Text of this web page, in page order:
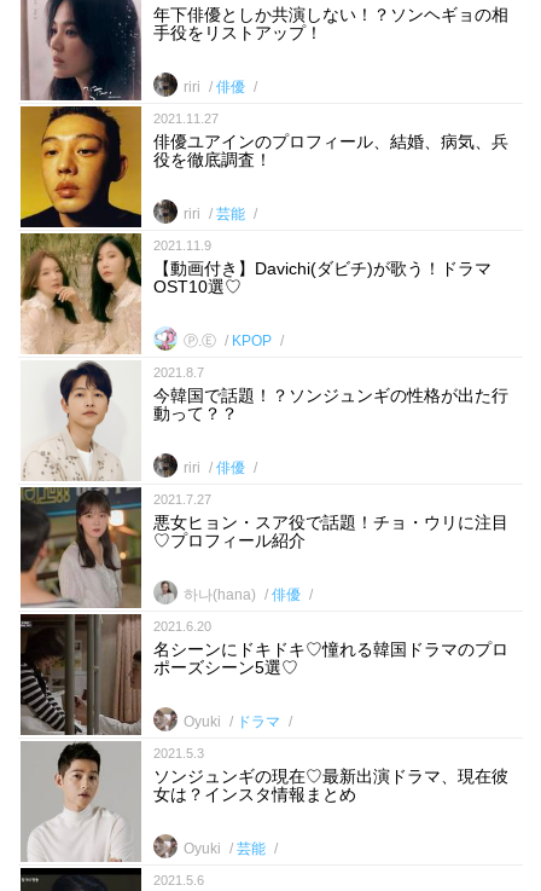
年下俳優としか共演しない！？ソンヘギョの相
手役をリストアップ！
riri 俳優
2021.11.27
俳優ユアインのプロフィール、結婚、病気、兵
役を徹底調査！
riri 芸能
2021.11.9
【動画付き】Davichi(ダビチ)が歌う！ドラマ
OST10選♡
Ⓟ.Ⓔ KPOP
2021.8.7
今韓国で話題！？ソンジュンギの性格が出た行
動って？？
riri 俳優
2021.7.27
悪女ヒョン・スア役で話題！チョ・ウリに注目
♡プロフィール紹介
하나(hana) 俳優
2021.6.20
名シーンにドキドキ♡憧れる韓国ドラマのプロ
ポーズシーン5選♡
Oyuki ドラマ
2021.5.3
ソンジュンギの現在♡最新出演ドラマ、現在彼
女は？インスタ情報まとめ
Oyuki 芸能
2021.5.6